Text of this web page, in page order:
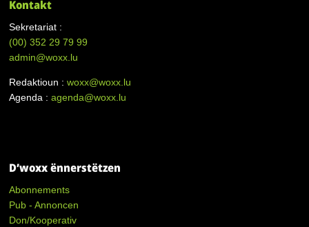
Kontakt
Sekretariat :
(00)352 29 79 99
admin@woxx.lu
Redaktioun :woxx@woxx.lu
Agenda :agenda@woxx.lu
D’woxx ënnerstëtzen
Abonnements
Pub - Annoncen
Don/Kooperativ